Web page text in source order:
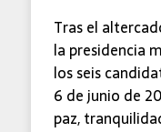
Tras el
la presidencia
los seis
6 de junio de
paz,